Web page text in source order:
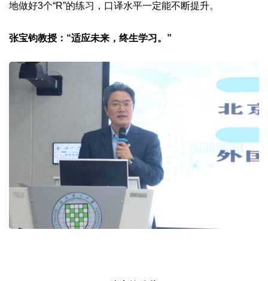
地做好3个“R”的练习，口译水平一定能不断提升。
张宝钧教授：“适应未来，终生学习。”